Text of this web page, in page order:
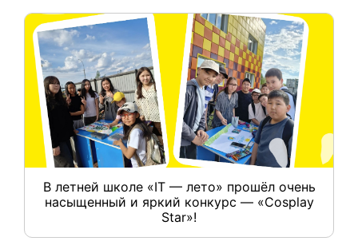
В летней школе «IT — лето» прошёл очень
насыщенный и яркий конкурс — «Cosplay
Star»!